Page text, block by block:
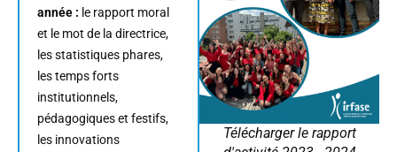
année : le rapport moral
et le mot de la directrice,
les statistiques phares,
les temps forts
institutionnels,
pédagogiques et festifs,
les innovations
Télécharger le rapport